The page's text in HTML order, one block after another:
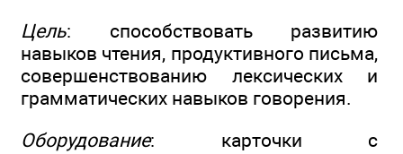
Цель: способствовать развитию
навыков чтения, продуктивного письма,
совершенствованию лексических и
грамматических навыков говорения.
Оборудование: карточки с